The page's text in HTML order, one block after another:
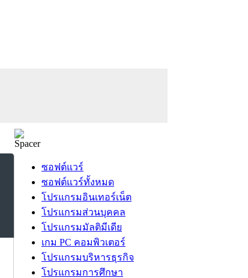
ซอฟต์แวร์
ซอฟต์แวร์ทั้งหมด
โปรแกรมอินเทอร์เน็ต
โปรแกรมส่วนบุคคล
โปรแกรมมัลติมีเดีย
เกม PC คอมพิวเตอร์
โปรแกรมบริหารธุรกิจ
โปรแกรมการศึกษา